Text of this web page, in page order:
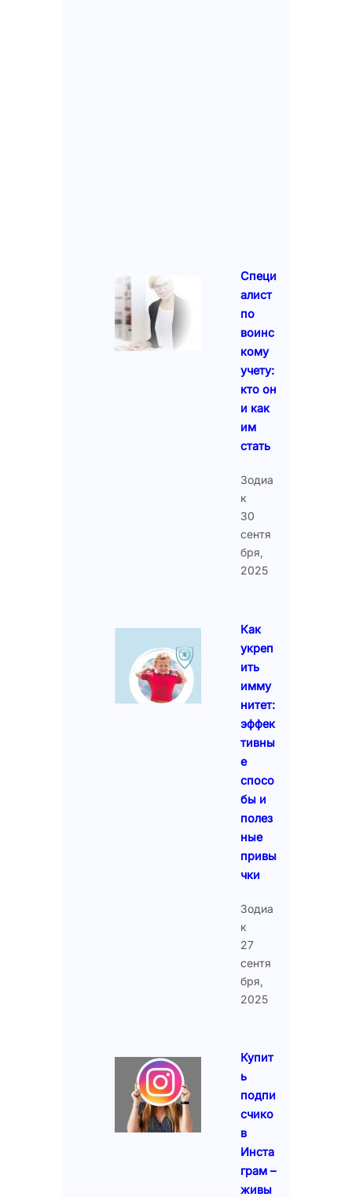
Специ
алист
по
воинс
кому
учету:
кто он
и как
им
стать
Зодиа
к
30
сентя
бря,
2025
Как
укреп
ить
имму
нитет:
эффек
тивны
е
спосо
бы и
полез
ные
привы
чки
Зодиа
к
27
сентя
бря,
2025
Купит
ь
подпи
счико
в
Инста
грам –
живы